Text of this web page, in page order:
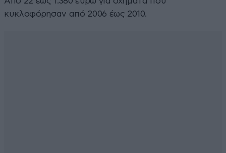
κυκλοφόρησαν από 2006 έως 2010.